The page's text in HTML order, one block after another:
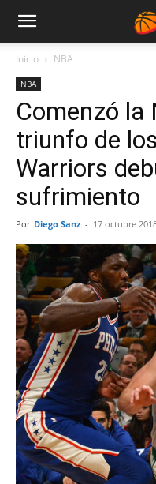
Inicio NBA
NBA
Comenzó la
triunfo de
Warriors
sufrimiento
Por Diego Sanz - 17 octubre